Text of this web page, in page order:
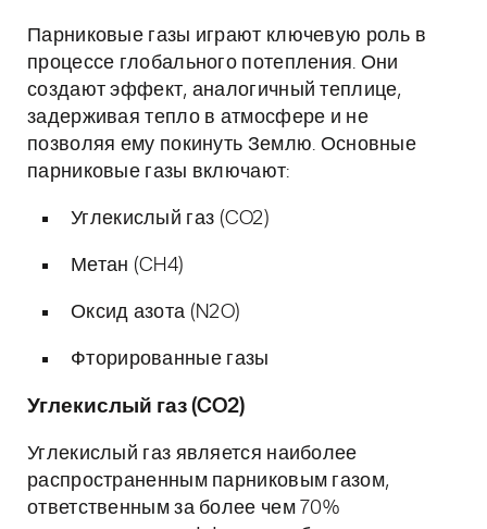
Парниковые газы играют ключевую роль в
процессе глобального потепления. Они
создают эффект, аналогичный теплице,
задерживая тепло в атмосфере и не
позволяя ему покинуть Землю. Основные
парниковые газы включают:
Углекислый газ (CO2)
Метан (CH4)
Оксид азота (N2O)
Фторированные газы
Углекислый газ (CO2)
Углекислый газ является наиболее
распространенным парниковым газом,
ответственным за более чем 70%